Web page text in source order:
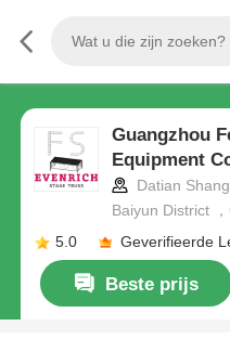
Guangzhou
Equipment
Datian
Baiyun District
5.0
Geverifieerde
Beste prijs